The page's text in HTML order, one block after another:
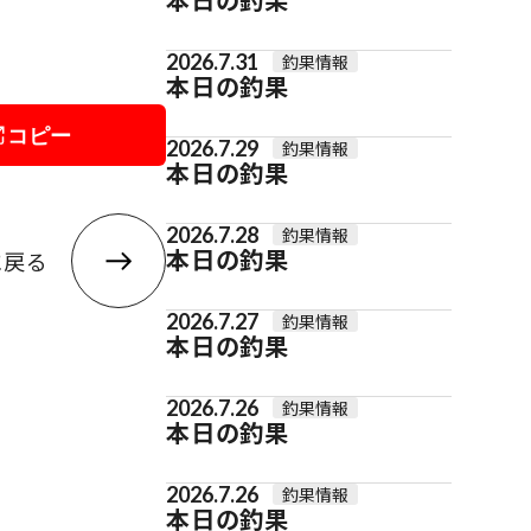
コピー
る
2026.7.31 釣果情報
本日の釣果
2026.7.29 釣果情報
本日の釣果
2026.7.28 釣果情報
本日の釣果
2026.7.27 釣果情報
本日の釣果
2026.7.26 釣果情報
本日の釣果
2026.7.26 釣果情報
本日の釣果